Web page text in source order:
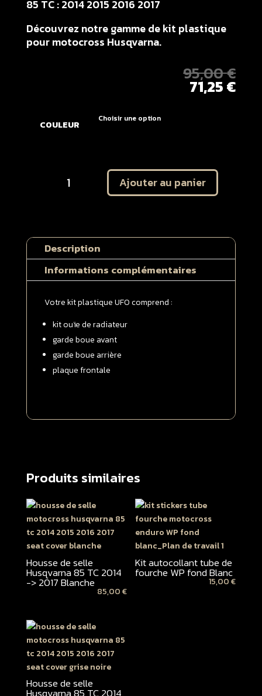
85 TC : 2014 2015 2016 2017
Découvrez notre gamme de kit plastique
pour motocross Husqvarna.
95,00€
71,25€
COULEUR
85
TC
-
2017
complet
Ajouter au panier
Description
Informations complémentaires
Votre kit plastique UFO comprend :
kit ouïe de radiateur
garde boue avant
garde boue arrière
plaque frontale
Produits similaires
Housse de selle
Husqvarna 85 TC 2014
-> 2017 Blanche
85,00€
Kit autocollant tube de
fourche WP fond Blanc
15,00€
Housse de selle